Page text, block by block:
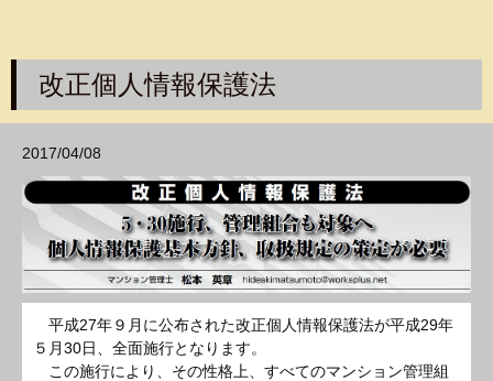
改正個人情報保護法
2017/04/08
平成27年９月に公布された改正個人情報保護法が平成29年
５月30日、全面施行となります。
この施行により、その性格上、すべてのマンション管理組